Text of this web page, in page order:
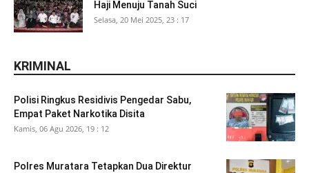
Haji Menuju Tanah Suci
Selasa, 20 Mei 2025, 23 : 17
KRIMINAL
Polisi Ringkus Residivis Pengedar Sabu,
Empat Paket Narkotika Disita
Kamis, 06 Agu 2026, 19 : 12
Polres Muratara Tetapkan Dua Direktur